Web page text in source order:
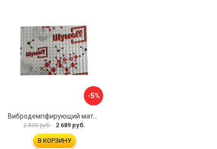
-5%
Вибродемпфирующий материал Шумофф Микс Ф УТ000000308
2 830 руб. 2 689 руб.
В КОРЗИНУ